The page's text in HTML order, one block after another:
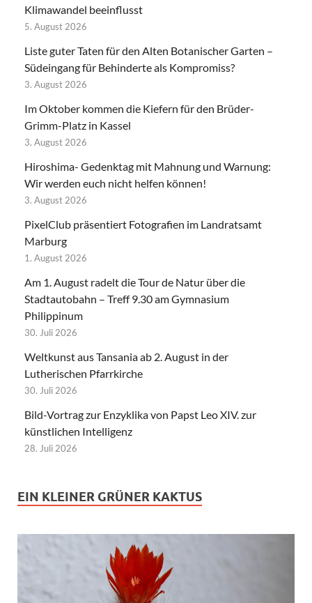
Klimawandel beeinflusst
5. August 2026
Liste guter Taten für den Alten Botanischer Garten –
Südeingang für Behinderte als Kompromiss?
3. August 2026
Im Oktober kommen die Kiefern für den Brüder-
Grimm-Platz in Kassel
3. August 2026
Hiroshima- Gedenktag mit Mahnung und Warnung:
Wir werden euch nicht helfen können!
3. August 2026
PixelClub präsentiert Fotografien im Landratsamt
Marburg
1. August 2026
Am 1. August radelt die Tour de Natur über die
Stadtautobahn – Treff 9.30 am Gymnasium
Philippinum
30. Juli 2026
Weltkunst aus Tansania ab 2. August in der
Lutherischen Pfarrkirche
30. Juli 2026
Bild-Vortrag zur Enzyklika von Papst Leo XIV. zur
künstlichen Intelligenz
28. Juli 2026
EIN KLEINER GRÜNER KAKTUS